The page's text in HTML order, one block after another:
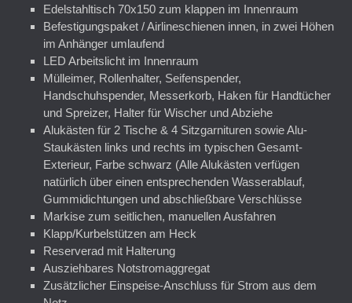
Edelstahltisch 70x150 zum klappen im Innenraum
Befestigungspaket / Airlineschienen innen, in zwei Höhen
im Anhänger umlaufend
LED Arbeitslicht im Innenraum
Mülleimer, Rollenhalter, Seifenspender,
Handschuhspender, Messerkorb, Haken für Handtücher
und Spreizer, Halter für Wischer und Abziehe
Alukästen für 2 Tische & 4 Sitzgarnituren sowie Alu-
Staukästen links und rechts im typischen Gesamt-
Exterieur, Farbe schwarz (Alle Alukästen verfügen
natürlich über einen entsprechenden Wasserablauf,
Gummidichtungen und abschließbare Verschlüsse
Markise zum seitlichen, manuellen Ausfahren
Klapp/Kurbelstützen am Heck
Reserverad mit Halterung
Ausziehbares Notstromaggregat
Zusätzlicher Einspeise-Anschluss für Strom aus dem